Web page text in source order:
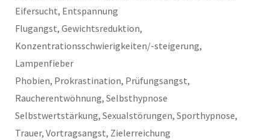
Eifersucht, Entspannung
Flugangst, Gewichtsreduktion,
Konzentrationsschwierigkeiten/-steigerung,
Lampenfieber
Phobien, Prokrastination, Prüfungsangst,
Raucherentwöhnung, Selbsthypnose
Selbstwertstärkung, Sexualstörungen, Sporthypnose,
Trauer, Vortragsangst, Zielerreichung